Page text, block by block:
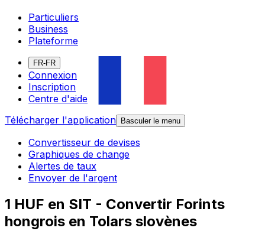
Particuliers
Business
Plateforme
FR-FR
Connexion
Inscription
Centre d'aide
Télécharger l'application
Basculer le menu
Convertisseur de devises
Graphiques de change
Alertes de taux
Envoyer de l'argent
1 HUF en SIT - Convertir Forints
hongrois en Tolars slovènes